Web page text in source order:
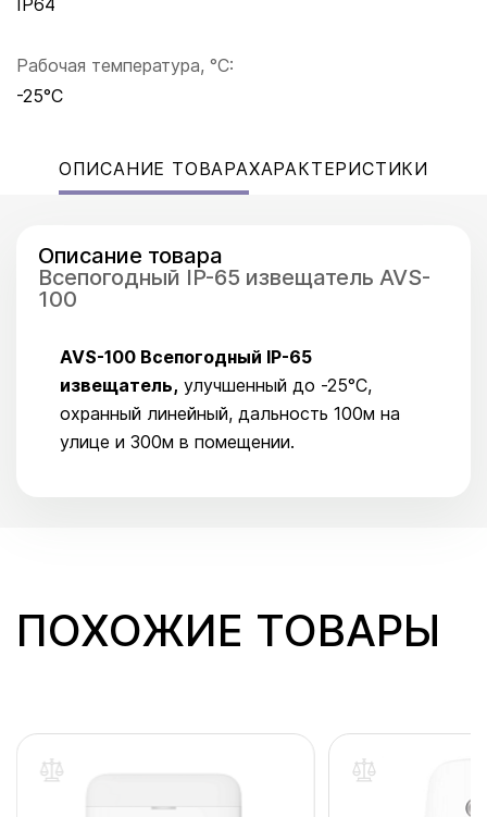
Рабочая температура, °C:
-25°C
ОПИСАНИЕ ТОВАРАХАРАКТЕРИСТИКИ
Описание товара
Всепогодный IP-65 извещатель AVS-
100
AVS-100 Всепогодный IP-65
извещатель, улучшенный до -25°С,
охранный линейный, дальность 100м на
улице и 300м в помещении.
ПОХОЖИЕ ТОВАРЫ